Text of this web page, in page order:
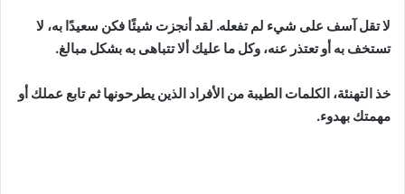
لا تقل آسف على شيء لم تفعله. لقد أنجزت شيئًا فكن سعيدًا به، لا
تستخف به أو تعتذر عنه، وكل ما عليك ألا تتباهى به بشكل مبالغ.
خذ التهنئة، الكلمات الطيبة من الأفراد الذين يطرحونها ثم تابع عملك أو
مهمتك بهدوء.